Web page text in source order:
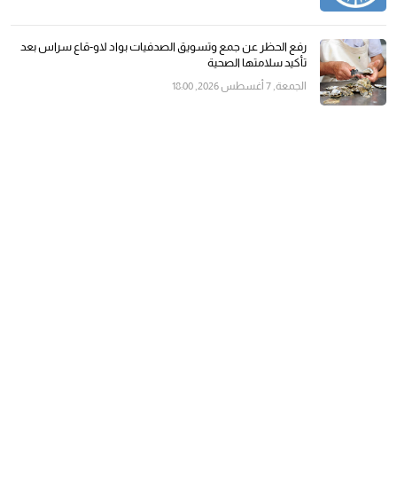
رفع الحظر عن جمع وتسويق الصدفيات بواد لاو-قاع سراس بعد
تأكيد سلامتها الصحية
الجمعة, 7 أغسطس 2026, 18:00